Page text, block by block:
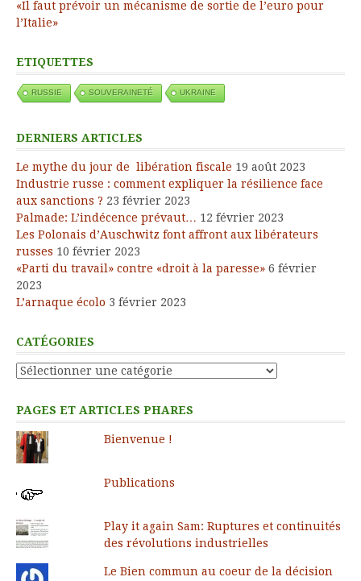
«Il faut prévoir un mécanisme de sortie de l’euro pour
l’Italie»
ETIQUETTES
RUSSIE SOUVERAINETÉ UKRAINE
DERNIERS ARTICLES
Le mythe du jour de libération fiscale 19 août 2023
Industrie russe : comment expliquer la résilience face
aux sanctions ? 23 février 2023
Palmade: L’indécence prévaut… 12 février 2023
Les Polonais d’Auschwitz font affront aux libérateurs
russes 10 février 2023
«Parti du travail» contre «droit à la paresse» 6 février
2023
L’arnaque écolo 3 février 2023
CATÉGORIES
Catégories
PAGES ET ARTICLES PHARES
Bienvenue !
Publications
Play it again Sam: Ruptures et continuités
des révolutions industrielles
Le Bien commun au coeur de la décision